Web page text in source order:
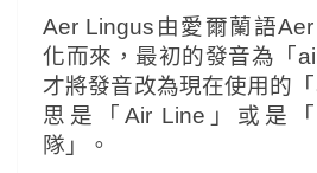
Aer Lingus由愛爾蘭語
化而來，最初的發音為「
才將發音改為現在使用的
思是「Air Line」或是
隊」。